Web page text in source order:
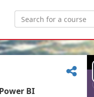
BI